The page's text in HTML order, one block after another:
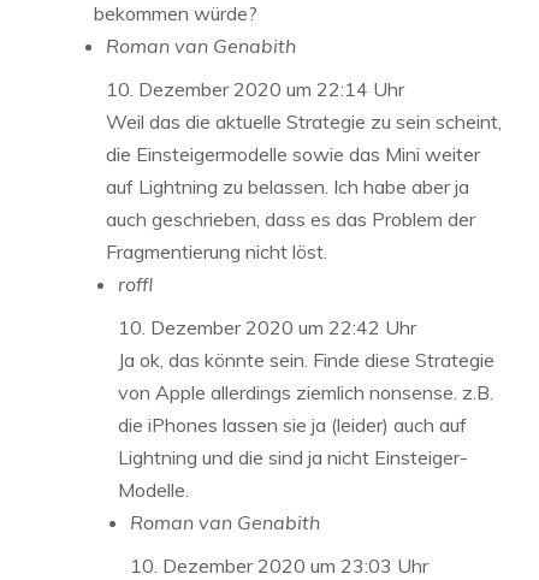
bekommen würde?
Roman van Genabith
10. Dezember 2020 um 22:14 Uhr
Weil das die aktuelle Strategie zu sein scheint,
die Einsteigermodelle sowie das Mini weiter
auf Lightning zu belassen. Ich habe aber ja
auch geschrieben, dass es das Problem der
Fragmentierung nicht löst.
roffl
10. Dezember 2020 um 22:42 Uhr
Ja ok, das könnte sein. Finde diese Strategie
von Apple allerdings ziemlich nonsense. z.B.
die iPhones lassen sie ja (leider) auch auf
Lightning und die sind ja nicht Einsteiger-
Modelle.
Roman van Genabith
10. Dezember 2020 um 23:03 Uhr